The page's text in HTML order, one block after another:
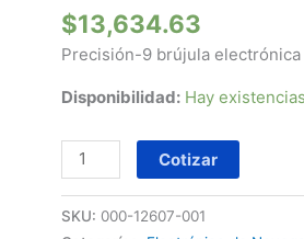
$13,634.63
Precisión-9 brújula electrónica
Disponibilidad: Hay existencias
cantidad
Cotizar
SKU: 000-12607-001